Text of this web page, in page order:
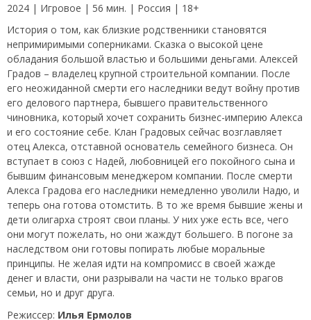
2024 | Игровое | 56 мин. | Россия | 18+
История о том, как близкие родственники становятся
непримиримыми соперниками. Сказка о высокой цене
обладания большой властью и большими деньгами. Алексей
Градов – владелец крупной строительной компании. После
его неожиданной смерти его наследники ведут войну против
его делового партнера, бывшего правительственного
чиновника, который хочет сохранить бизнес-империю Алекса
и его состояние себе. Клан Градовых сейчас возглавляет
отец Алекса, отставной основатель семейного бизнеса. Он
вступает в союз с Надей, любовницей его покойного сына и
бывшим финансовым менеджером компании. После смерти
Алекса Градова его наследники немедленно уволили Надю, и
теперь она готова отомстить. В то же время бывшие жены и
дети олигарха строят свои планы. У них уже есть все, чего
они могут пожелать, но они жаждут большего. В погоне за
наследством они готовы попирать любые моральные
принципы. Не желая идти на компромисс в своей жажде
денег и власти, они разрывали на части не только врагов
семьи, но и друг друга.
Режиссер: Илья Ермолов